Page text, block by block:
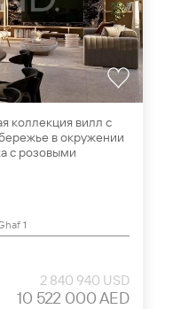
коллекция вилл с
в окружении
с розовыми
1
2 840 940 USD
10 522 000 AED